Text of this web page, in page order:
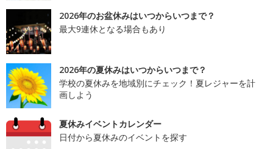
2026年のお盆休みはいつからいつまで？
最大9連休となる場合もあり
2026年の夏休みはいつからいつまで？
学校の夏休みを地域別にチェック！夏レジャーを計
画しよう
夏休みイベントカレンダー
日付から夏休みのイベントを探す